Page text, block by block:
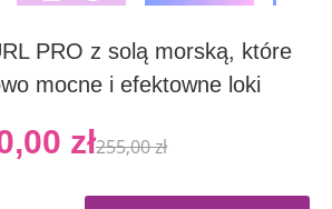
PRO z solą morską, które
mocne i efektowne loki
zł255,00 zł